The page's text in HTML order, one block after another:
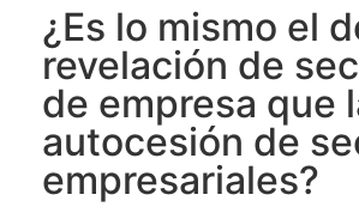
¿Es lo mismo el
revelación de
de empresa que
autocesión de
empresariales?